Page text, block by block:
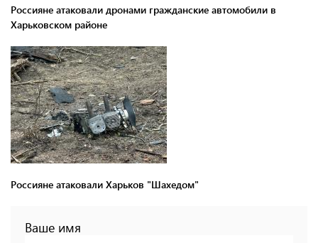
Россияне атаковали дронами гражданские автомобили в
Харьковском районе
Россияне атаковали Харьков "Шахедом"
Ваше имя